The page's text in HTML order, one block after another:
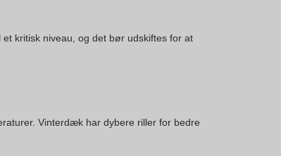
kritisk niveau, og det bør udskiftes for at
Vinterdæk har dybere riller for bedre